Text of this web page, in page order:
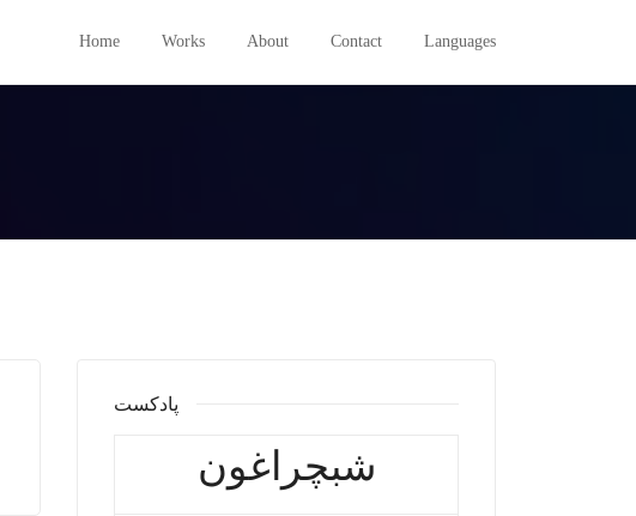
Home Works About Contact Languages
پادکست
شبچراغون